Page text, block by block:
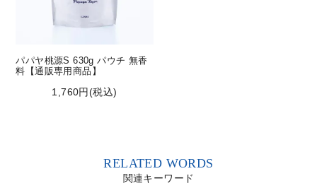
パパヤ桃源S 630g パウチ 無香
料【通販専用商品】
1,760円(税込)
RELATED WORDS
関連キーワード